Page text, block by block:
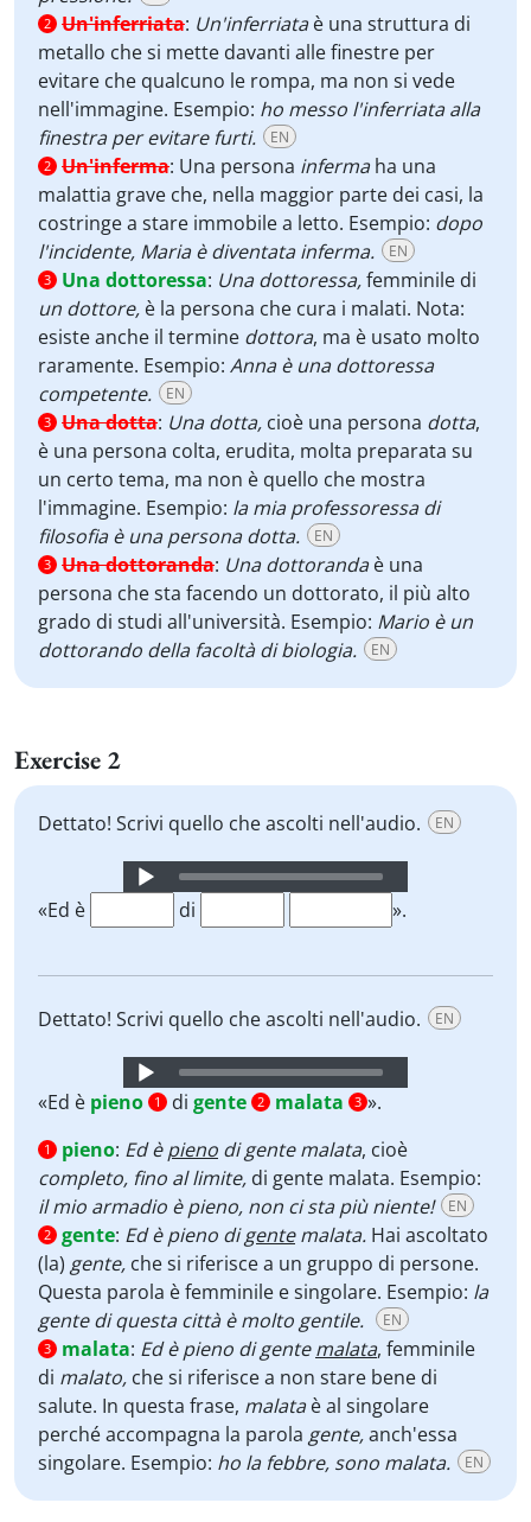
2 Un'inferriata: Un'inferriataè una struttura di
metallo che si mette davanti alle finestre per
evitare che qualcuno le rompa, ma non si vede
nell'immagine. Esempio: ho messo l'inferriata alla
finestra per evitare furti.
EN
2 Un'inferma: Una persona infermaha una
malattia grave che, nella maggior parte dei casi, la
costringe a stare immobile a letto. Esempio: dopo
l'incidente, Maria è diventata inferma.
EN
3 Una dottoressa: Una dottoressa,femminile di
un dottore, è la persona che cura i malati. Nota:
esiste anche il termine dottora, ma è usato molto
raramente. Esempio: Anna è una dottoressa
competente.
EN
3 Una dotta: Una dotta, cioè una persona dotta,
è una persona colta, erudita, molta preparata su
un certo tema, ma non è quello che mostra
l'immagine. Esempio: la mia professoressa di
filosofia è una persona dotta.
EN
3 Una dottoranda: Una dottorandaè una
persona che sta facendo un dottorato, il più alto
grado di studi all'università. Esempio: Mario è un
dottorando della facoltà di biologia.
EN
Exercise 2
Dettato! Scrivi quello che ascolti nell'audio. EN
Audio
«Ed è di ».
Dettato! Scrivi quello che ascolti nell'audio. EN
Audio
Player
«Ed è pieno 1 di gente 2 malata 3 ».
1 pieno: Ed èpieno di gente malata, cioè
completo, fino al limite, di gente malata. Esempio:
il mio armadio è pieno, non ci sta più niente!
EN
2 gente: Ed è pieno digentemalata. Hai ascoltato
(la) gente, chesi riferisce a un gruppo di persone.
Questa parola è femminile e singolare. Esempio: la
gente di questa città è molto gentile.
EN
3 malata: Ed è pieno di gentemalata, femminile
di malato, che si riferisce a non stare bene di
salute. In questa frase, malataè al singolare
perché accompagna la parola gente,anch'essa
singolare. Esempio: ho la febbre, sono malata. EN